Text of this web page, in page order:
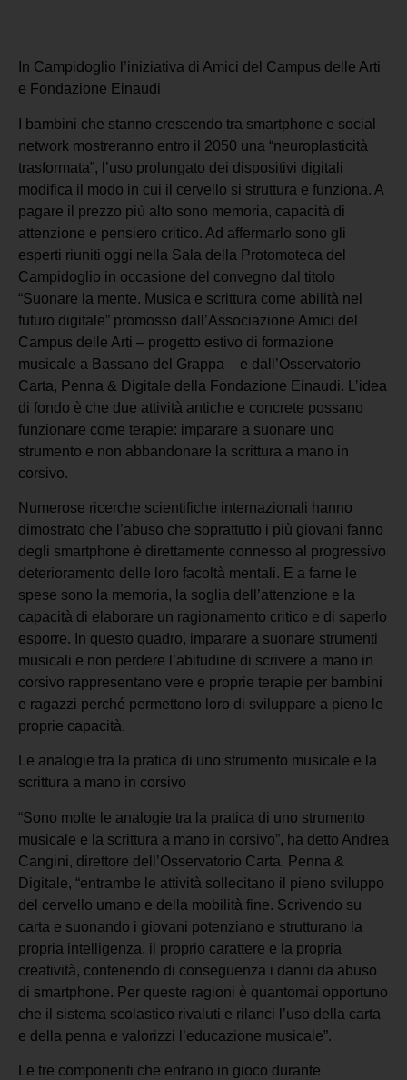
In Campidoglio l’iniziativa di Amici del Campus delle Arti
e Fondazione Einaudi
I bambini che stanno crescendo tra smartphone e social
network mostreranno entro il 2050 una “neuroplasticità
trasformata”, l’uso prolungato dei dispositivi digitali
modifica il modo in cui il cervello si struttura e funziona. A
pagare il prezzo più alto sono memoria, capacità di
attenzione e pensiero critico. Ad affermarlo sono gli
esperti riuniti oggi nella Sala della Protomoteca del
Campidoglio in occasione del convegno dal titolo
“Suonare la mente. Musica e scrittura come abilità nel
futuro digitale” promosso dall’Associazione Amici del
Campus delle Arti – progetto estivo di formazione
musicale a Bassano del Grappa – e dall’Osservatorio
Carta, Penna & Digitale della Fondazione Einaudi. L’idea
di fondo è che due attività antiche e concrete possano
funzionare come terapie: imparare a suonare uno
strumento e non abbandonare la scrittura a mano in
corsivo.
Numerose ricerche scientifiche internazionali hanno
dimostrato che l’abuso che soprattutto i più giovani fanno
degli smartphone è direttamente connesso al progressivo
deterioramento delle loro facoltà mentali. E a farne le
spese sono la memoria, la soglia dell’attenzione e la
capacità di elaborare un ragionamento critico e di saperlo
esporre. In questo quadro, imparare a suonare strumenti
musicali e non perdere l’abitudine di scrivere a mano in
corsivo rappresentano vere e proprie terapie per bambini
e ragazzi perché permettono loro di sviluppare a pieno le
proprie capacità.
Le analogie tra la pratica di uno strumento musicale e la
scrittura a mano in corsivo
“Sono molte le analogie tra la pratica di uno strumento
musicale e la scrittura a mano in corsivo”, ha detto Andrea
Cangini, direttore dell’Osservatorio Carta, Penna &
Digitale, “entrambe le attività sollecitano il pieno sviluppo
del cervello umano e della mobilità fine. Scrivendo su
carta e suonando i giovani potenziano e strutturano la
propria intelligenza, il proprio carattere e la propria
creatività, contenendo di conseguenza i danni da abuso
di smartphone. Per queste ragioni è quantomai opportuno
che il sistema scolastico rivaluti e rilanci l’uso della carta
e della penna e valorizzi l’educazione musicale”.
Le tre componenti che entrano in gioco durante